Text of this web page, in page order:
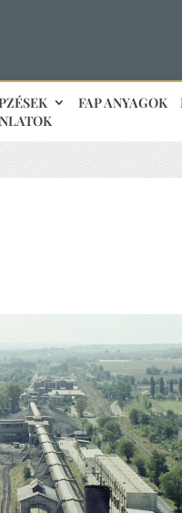
FAP ANYAGOK